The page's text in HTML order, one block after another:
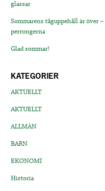
glassar
Sommarens tåguppehåll är över
perrongerna
Glad sommar!
KATEGORIER
AKTUELLT
AKTUELLT
ALLMÄN
BARN
EKONOMI
Historia